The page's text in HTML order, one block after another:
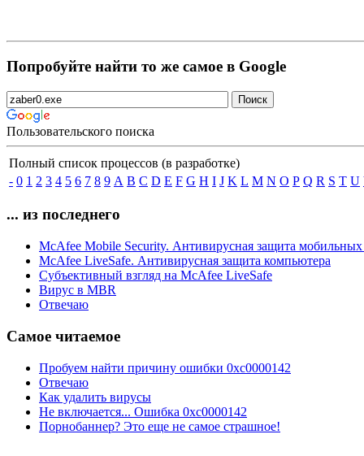
Попробуйте найти то же самое в Google
Пользовательского поиска
Полный список процессов (в разработке)
- 0 1 2 3 4 5 6 7 8 9 A B C D E F G H I J K L M N O P Q R S T U
... из последнего
McAfee Mobile Security. Антивирусная защита мобильных
McAfee LiveSafe. Антивирусная защита компьютера
Субъективный взгляд на McAfee LiveSafe
Вирус в MBR
Отвечаю
Самое читаемое
Пробуем найти причину ошибки 0xc0000142
Отвечаю
Как удалить вирусы
Не включается... Ошибка 0xc0000142
Порнобаннер? Это еще не самое страшное!